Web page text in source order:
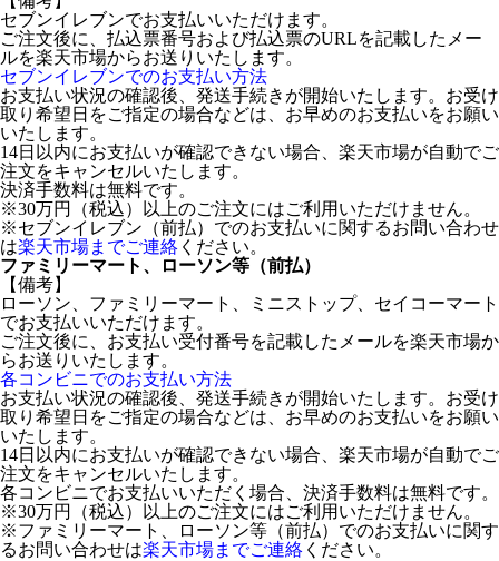
セブンイレブンでお支払いいただけます。
ご注文後に、払込票番号および払込票のURLを記載したメー
ルを楽天市場からお送りいたします。
セブンイレブンでのお支払い方法
お支払い状況の確認後、発送手続きが開始いたします。お受け
取り希望日をご指定の場合などは、お早めのお支払いをお願い
いたします。
14日以内にお支払いが確認できない場合、楽天市場が自動でご
注文をキャンセルいたします。
決済手数料は無料です。
※30万円（税込）以上のご注文にはご利用いただけません。
※セブンイレブン（前払）でのお支払いに関するお問い合わせ
は楽天市場までご連絡 ください。
ファミリーマート、ローソン等（前払）
【備考】
ローソン、ファミリーマート、ミニストップ、セイコーマート
でお支払いいただけます。
ご注文後に、お支払い受付番号を記載したメールを楽天市場か
らお送りいたします。
各コンビニでのお支払い方法
お支払い状況の確認後、発送手続きが開始いたします。お受け
取り希望日をご指定の場合などは、お早めのお支払いをお願い
いたします。
14日以内にお支払いが確認できない場合、楽天市場が自動でご
注文をキャンセルいたします。
各コンビニでお支払いいただく場合、決済手数料は無料です。
※30万円（税込）以上のご注文にはご利用いただけません。
※ファミリーマート、ローソン等（前払）でのお支払いに関す
るお問い合わせは楽天市場までご連絡 ください。